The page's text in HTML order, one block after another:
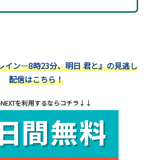
イン―8時23分、明日 君と』の見逃し
配信はこちら！
を利用するならコチラ↓↓